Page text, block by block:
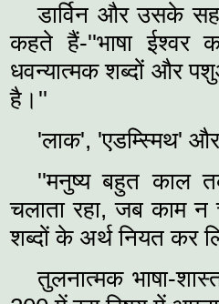
डार्विन और उसके
कहते हैं-''भाषा ईश्वर
धवन्यात्मक शब्दों और
है।''
'लाक', 'एडम्स्मिथ'
''मनुष्य बहुत काल
चलाता रहा, जब काम न
शब्दों के अर्थ नियत कर
तुलनात्मक भाषा-